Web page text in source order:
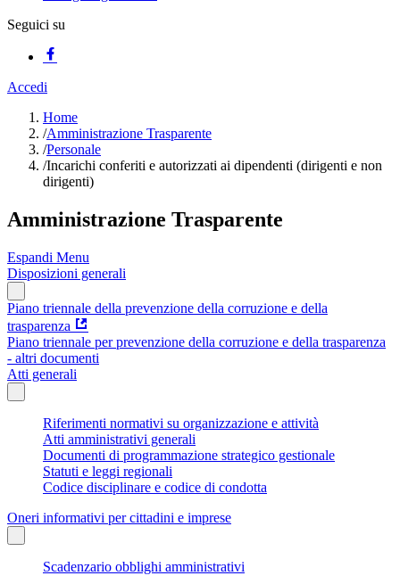
Seguici su
Accedi
Home
/Amministrazione Trasparente
/Personale
/Incarichi conferiti e autorizzati ai dipendenti (dirigenti e non
dirigenti)
Amministrazione Trasparente
Espandi Menu
Disposizioni generali
Piano triennale della prevenzione della corruzione e della
trasparenza
Piano triennale per prevenzione della corruzione e della trasparenza
- altri documenti
Atti generali
Riferimenti normativi su organizzazione e attività
Atti amministrativi generali
Documenti di programmazione strategico gestionale
Statuti e leggi regionali
Codice disciplinare e codice di condotta
Oneri informativi per cittadini e imprese
Scadenzario obblighi amministrativi